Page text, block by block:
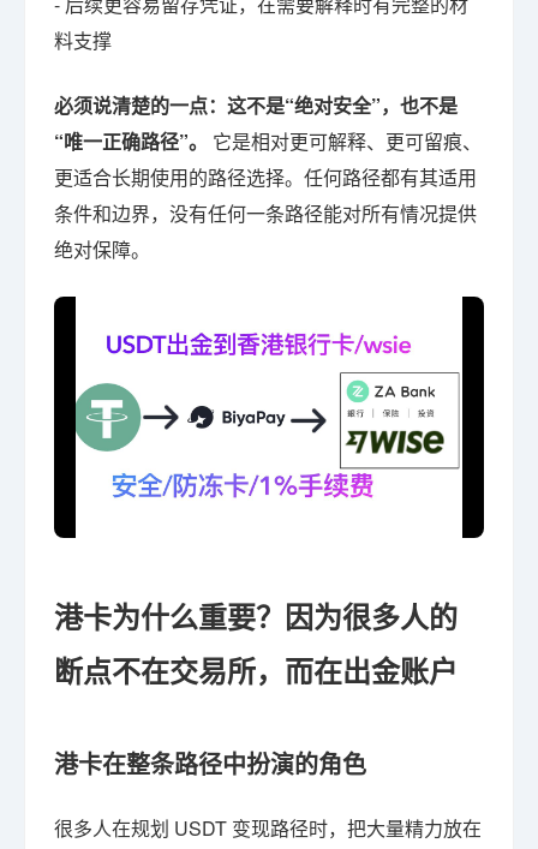
料支撑
必须说清楚的一点：这不是“绝对安全”，也不是
“唯一正确路径”。
它是相对更可解释、更可留痕、
更适合长期使用的路径选择。任何路径都有其适用
条件和边界，没有任何一条路径能对所有情况提供
绝对保障。
港卡为什么重要？因为很多人的
断点不在交易所，而在出金账户
港卡在整条路径中扮演的角色
很多人在规划 USDT 变现路径时，把大量精力放在